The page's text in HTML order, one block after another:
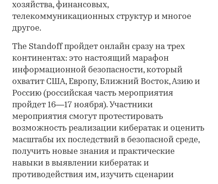
хозяйства, финансовых,
телекоммуникационных структур и многое
другое.
The Standoff пройдет онлайн сразу на трех
континентах: это настоящий марафон
информационной безопасности, который
охватит США, Европу, Ближний Восток, Азию и
Россию (российская часть мероприятия
пройдет 16—17 ноября). Участники
мероприятия смогут протестировать
возможность реализации кибератак и оценить
масштабы их последствий в безопасной среде,
получить новые знания и практические
навыки в выявлении кибератак и
противодействия им, изучить сценарии